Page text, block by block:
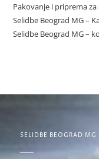
Pakovanje i priprema za
Selidbe Beograd MG –
Selidbe Beograd MG –
SELIDBE BEOGRAD MG